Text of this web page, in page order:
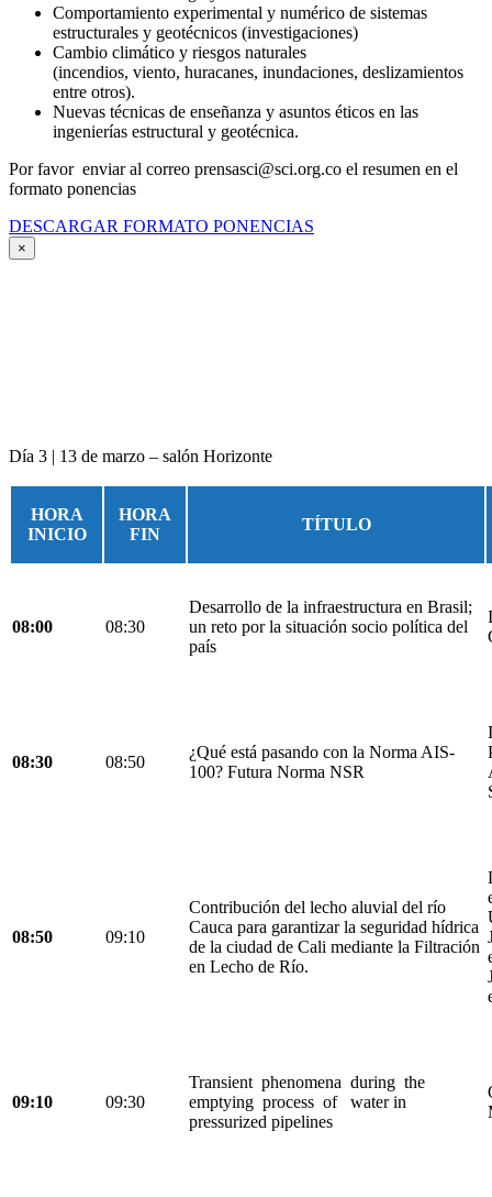
Comportamiento experimental y numérico de sistemas
estructurales y geotécnicos (investigaciones)
Cambio climático y riesgos naturales
(incendios, viento, huracanes, inundaciones, deslizamientos
entre otros).
Nuevas técnicas de enseñanza y asuntos éticos en las
ingenierías estructural y geotécnica.
Por favor enviar al correo prensasci@sci.org.co el resumen en el
formato ponencias
DESCARGAR FORMATO PONENCIAS
×
Día 3 | 13 de marzo – salón Horizonte
HORA
INICIO
HORA
FIN
TÍTULO
08:00 08:30
Desarrollo de la infraestructura en Brasil;
un reto por la situación socio política del
país
08:30 08:50
¿Qué está pasando con la Norma AIS-
100? Futura Norma NSR
08:50 09:10
Contribución del lecho aluvial del río
Cauca para garantizar la seguridad hídrica
de la ciudad de Cali mediante la Filtración
en Lecho de Río.
09:10 09:30
Transient phenomena during the
emptying process of water in
pressurized pipelines